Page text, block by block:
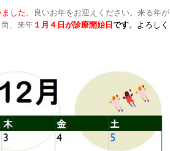
した。良いお年をお迎えください。来る年が
、来年１月４日が診療開始日です。よろしく